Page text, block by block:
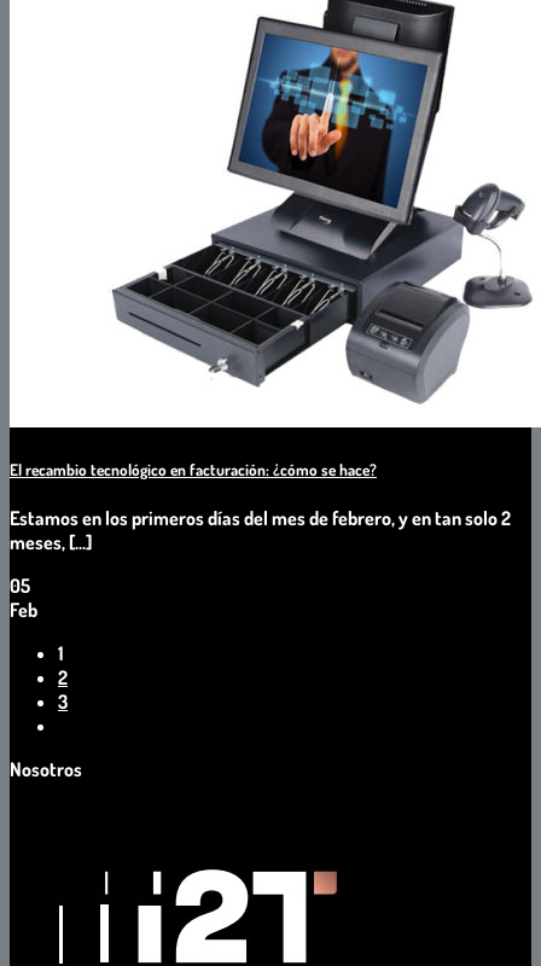
El recambio tecnológico en facturación: ¿cómo se hace?
Estamos en los primeros días del mes de febrero, y en tan solo 2
meses, [...]
05
Feb
1
2
3
Nosotros